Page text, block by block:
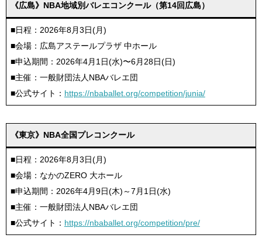
《広島》NBA地域別バレエコンクール（第14回広島）
■日程：2026年8月3日(月)
■会場：広島アステールプラザ 中ホール
■申込期間：2026年4月1日(水)〜6月28日(日)
■主催：一般財団法人NBAバレエ団
■公式サイト： https://nbaballet.org/competition/junia/
《東京》NBA全国プレコンクール
■日程：2026年8月3日(月)
■会場：なかのZERO 大ホール
■申込期間：2026年4月9日(木)～7月1日(水)
■主催：一般財団法人NBAバレエ団
■公式サイト： https://nbaballet.org/competition/pre/